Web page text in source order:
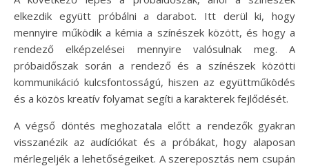
elkezdik együtt próbálni a darabot. Itt derül ki, hogy
mennyire működik a kémia a színészek között, és hogy a
rendező elképzelései mennyire valósulnak meg. A
próbaidőszak során a rendező és a színészek közötti
kommunikáció kulcsfontosságú, hiszen az együttműködés
és a közös kreatív folyamat segíti a karakterek fejlődését.
A végső döntés meghozatala előtt a rendezők gyakran
visszanézik az audíciókat és a próbákat, hogy alaposan
mérlegeljék a lehetőségeiket. A szereposztás nem csupán